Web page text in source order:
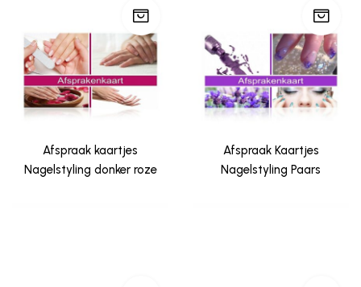
Afspraak kaartjes
Nagelstyling donker roze
Afspraak Kaartjes
Nagelstyling Paars